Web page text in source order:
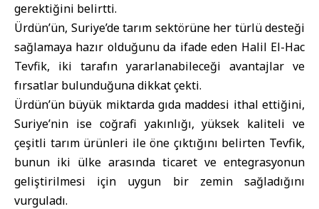
gerektiğini belirtti.
Ürdün’ün, Suriye’de tarım sektörüne her türlü desteği
sağlamaya hazır olduğunu da ifade eden Halil El-Hac
Tevfik, iki tarafın yararlanabileceği avantajlar ve
fırsatlar bulunduğuna dikkat çekti.
Ürdün’ün büyük miktarda gıda maddesi ithal ettiğini,
Suriye’nin ise coğrafi yakınlığı, yüksek kaliteli ve
çeşitli tarım ürünleri ile öne çıktığını belirten Tevfik,
bunun iki ülke arasında ticaret ve entegrasyonun
geliştirilmesi için uygun bir zemin sağladığını
vurguladı.